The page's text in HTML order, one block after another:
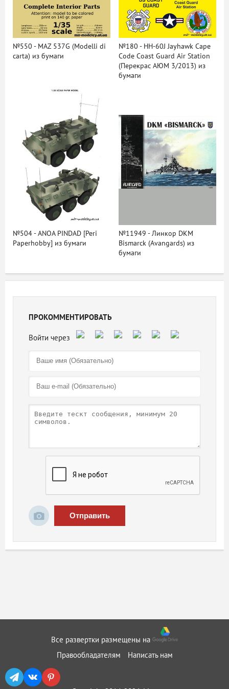
№550 - MAZ 537G (Modelli di
carta) из бумаги
№180 - HH-60J Jayhawk Cape
Code Coast Guard Air Station
(Перекрас АЮМ 3/2013) из
бумаги
№504 - ANOA PINDAD [Peri
Paperhobby] из бумаги
№11949 - Линкор DKM
Bismarck (Avangards) из
бумаги
ПРОКОММЕНТИРОВАТЬ
Отправить
Все развертки размещены на
Правообладателям
Написать нам